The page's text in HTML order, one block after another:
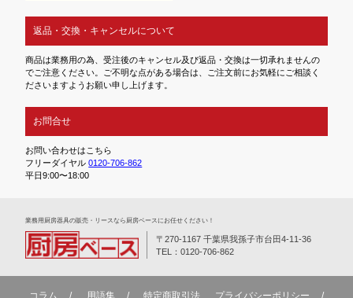
返品・交換・キャンセルについて
商品は業務用の為、受注後のキャンセル及び返品・交換は一切承れませんの
でご注意ください。ご不明な点がある場合は、ご注文前にお気軽にご相談く
ださいますようお願い申し上げます。
お問合せ
お問い合わせはこちら
フリーダイヤル0120-706-862
平日9:00〜18:00
業務⽤厨房器具の販売・リースなら厨房ベースにお任せください！
〒270-1167 千葉県我孫子市台田4-11-36
TEL：0120-706-862
コラム 用語集 特定商取引法 プライバシーポリシー